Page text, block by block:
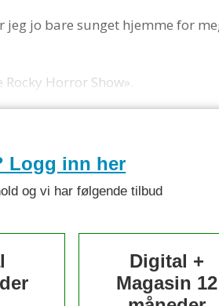
jeg jo bare sunget hjemme for
Horror Show».
Logg inn her
og vi har følgende tilbud
Digital +
Magasin 12